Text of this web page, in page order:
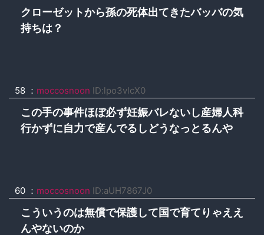
クローゼットから孫の死体出てきたバッバの気
持ちは？
58 ： moccosnoon ID:lpo3vlcX0
この手の事件ほぼ必ず妊娠バレないし産婦人科
行かずに自力で産んでるしどうなっとるんや
60 ： moccosnoon ID:aUH7867J0
こういうのは無償で保護して国で育てりゃええ
んやないのか